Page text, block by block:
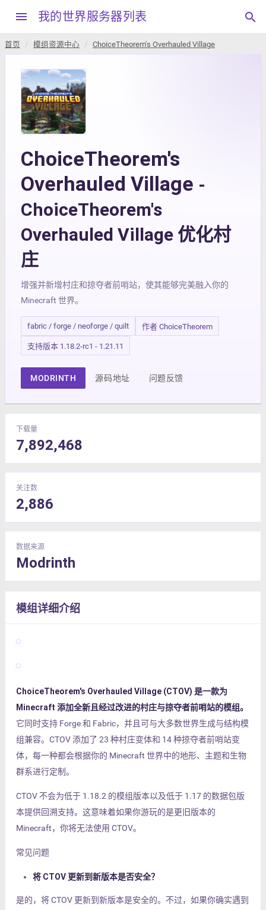
menu 我的世界服务器列表 search
首页 模组资源中心 ChoiceTheorem's Overhauled Village
ChoiceTheorem's
Overhauled Village -
ChoiceTheorem's
Overhauled Village 优化村
庄
增强并新增村庄和掠夺者前哨站，使其能够完美融入你的
Minecraft 世界。
fabric / forge / neoforge / quilt 作者 ChoiceTheorem
支持版本 1.18.2-rc1 - 1.21.11
MODRINTH 源码地址 问题反馈
下载量
7,892,468
关注数
2,886
数据来源
Modrinth
模组详细介绍
ChoiceTheorem's Overhauled Village (CTOV) 是一款为
Minecraft 添加全新且经过改进的村庄与掠夺者前哨站的模组。
它同时支持 Forge 和 Fabric，并且可与大多数世界生成与结构模
组兼容。CTOV 添加了 23 种村庄变体和 14 种掠夺者前哨站变
体，每一种都会根据你的 Minecraft 世界中的地形、主题和生物
群系进行定制。
CTOV 不会为低于 1.18.2 的模组版本以及低于 1.17 的数据包版
本提供回溯支持。这意味着如果你游玩的是更旧版本的
Minecraft，你将无法使用 CTOV。
常见问题
将 CTOV 更新到新版本是否安全？
是的，将 CTOV 更新到新版本是安全的。不过，如果你确实遇到